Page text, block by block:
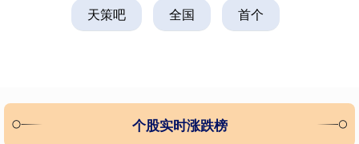
天策吧 全国 首个
个股实时涨跌榜